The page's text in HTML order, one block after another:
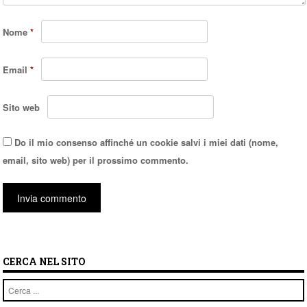
Nome*
Email*
Sito web
Do il mio consenso affinché un cookie salvi i miei dati (nome,
email, sito web) per il prossimo commento.
CERCA NEL SITO
Cerca